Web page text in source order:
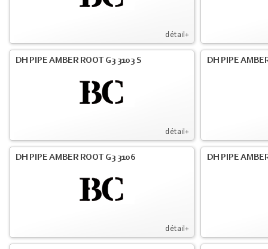
détail+
détail+
DH PIPE AMBER ROOT G3 3103 S DH PIPE
détail+
DH PIPE AMBER ROOT G3 3106 DH PIPE